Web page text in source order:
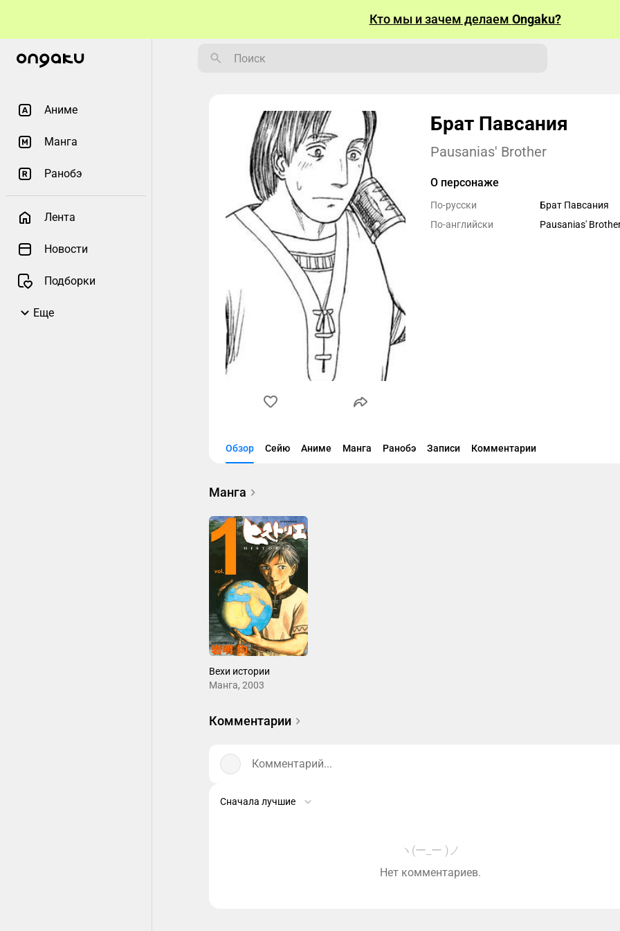
Кто мы и зачем делаем Ongaku?
Аниме
Манга
Ранобэ
Лента
Новости
Подборки
Еще
Брат Павсания
Pausanias' Brother
О персонаже
По-русски
Брат Павсания
По-английски
Pausanias'
Обзор Сейю Аниме Манга Ранобэ Записи Комментарии
Манга
Вехи истории
Манга, 2003
Комментарии
Комментарий...
Сначала лучшие
ヽ(ー_ー )ノ
Нет комментариев.